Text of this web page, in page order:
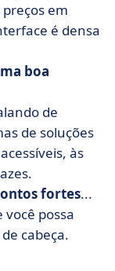
equipe
em
é densa
boa
de
de soluções
às
fortes...
possa
cabeça.